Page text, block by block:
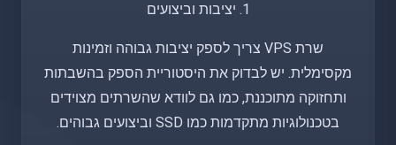
1. יציבות וביצועים
שרת VPS צריך לספק יציבות גבוהה וזמינות
מקסימלית. יש לבדוק את היסטוריית הספק בהשבתות
ותחזוקה מתוכננת, כמו גם לוודא שהשרתים מצוידים
בטכנולוגיות מתקדמות כמו SSD וביצועים גבוהים.